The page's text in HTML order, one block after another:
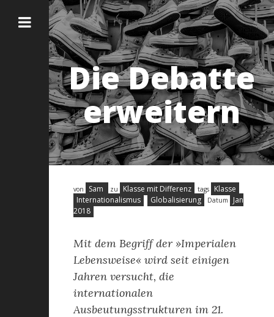
Die Debatte
erweitern
von Sam zu Klasse mit Differenz tags
Klasse
Internationalismus
Globalisierung Datum
Jan
2018
Mit dem Begriff der »Imperialen
Lebensweise« wird seit einigen
Jahren versucht, die
internationalen
Ausbeutungsstrukturen im 21.